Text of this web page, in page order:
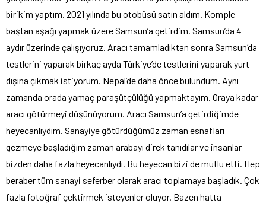
birikim yaptım. 2021 yılında bu otobüsü satın aldım. Komple
baştan aşağı yapmak üzere Samsun’a getirdim. Samsun’da 4
aydır üzerinde çalışıyoruz. Aracı tamamladıktan sonra Samsun’da
testlerini yaparak birkaç ayda Türkiye’de testlerini yaparak yurt
dışına çıkmak istiyorum. Nepal’de daha önce bulundum. Aynı
zamanda orada yamaç paraşütçülüğü yapmaktayım. Oraya kadar
aracı götürmeyi düşünüyorum. Aracı Samsun’a getirdiğimde
heyecanlıydım. Sanayiye götürdüğümüz zaman esnafları
gezmeye başladığım zaman arabayı direk tanıdılar ve insanlar
bizden daha fazla heyecanlıydı. Bu heyecan bizi de mutlu etti. Hep
beraber tüm sanayi seferber olarak aracı toplamaya başladık. Çok
fazla fotoğraf çektirmek isteyenler oluyor. Bazen hatta